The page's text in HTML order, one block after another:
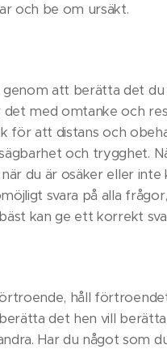
och be om ursäkt.
att berätta det
det med omtanke och
för att distans och
och trygghet.
när du är osäker eller
svara på alla
kan ge ett korrekt
håll
det hen vill
Har du något som